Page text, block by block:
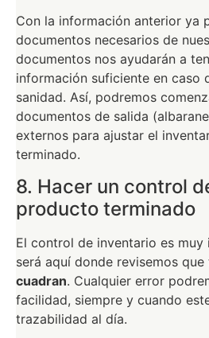
Con la información anterior ya
documentos necesarios de
documentos nos ayudarán a
información suficiente en caso
sanidad. Así, podremos
documentos de salida
externos para ajustar el
terminado.
8. Hacer un control
producto terminado
El control de inventario es
será aquí donde revisemos
cuadran. Cualquier error
facilidad, siempre y cuando
trazabilidad al día.